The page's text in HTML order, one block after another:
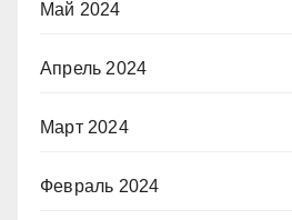
Май 2024
Апрель 2024
Март 2024
Февраль 2024